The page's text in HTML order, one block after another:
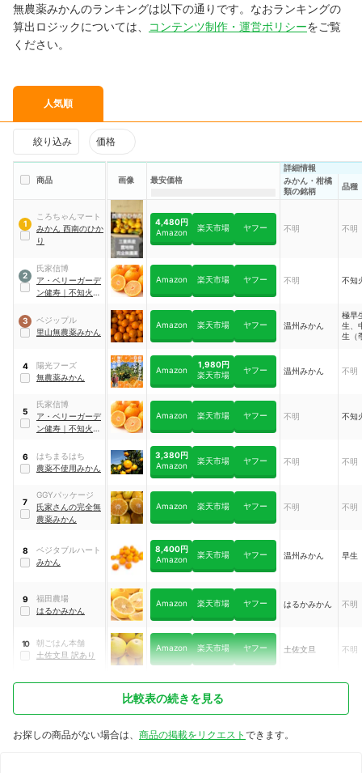
無農薬みかんのランキングは以下の通りです。なおランキングの
算出ロジックについては、
コンテンツ制作・運営ポリシーをご覧
ください。
人気順
絞り込み 価格
商品 画像 最安価格
詳細情報
みかん・柑橘
類の銘柄
品種
1
ころちゃんマート
みかん 西南のひか
り
4,480円
Amazon
楽天市場 ヤフー 不明 不明
2
氏家信博
ア・ベリーガーデ
ン健寿 ｜ 不知火 デ
Amazon 楽天市場 ヤフー 不明 不知
3
ベジップル
里山無農薬みかん
Amazon 楽天市場 ヤフー 温州みかん
極早
生、
生（
4
陽光フーズ
無農薬みかん
Amazon
1,980円
楽天市場
ヤフー 温州みかん 不明
5
氏家信博
ア・ベリーガーデ
ン健寿 ｜ 不知火 デ
Amazon 楽天市場 ヤフー 不明 不知
6
はちまるはち
農薬不使用みかん
3,380円
Amazon
楽天市場 ヤフー 不明 不明
7
GGYパッケージ
氏家さんの完全無
農薬みかん
Amazon 楽天市場 ヤフー 不明 不明
8
ベジタブルハート
みかん
8,400円
Amazon
楽天市場 ヤフー 温州みかん 早生
9
福田農場
はるかみかん
Amazon 楽天市場 ヤフー はるかみかん 不明
10
朝ごはん本舗
土佐文旦 訳あり
Amazon 楽天市場 ヤフー 土佐文旦 不明
比較表の続きを見る
お探しの商品がない場合は、 商品の掲載をリクエスト できます。